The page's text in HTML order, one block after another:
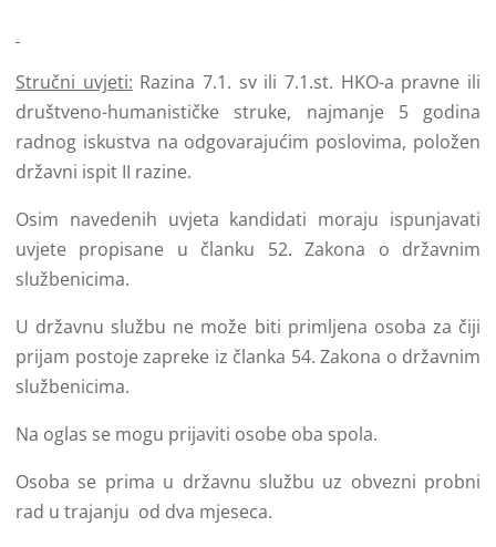
Stručni uvjeti: Razina 7.1. sv ili 7.1.st. HKO-a pravne ili
društveno-humanističke struke, najmanje 5 godina
radnog iskustva na odgovarajućim poslovima, položen
državni ispit II razine.
Osim navedenih uvjeta kandidati moraju ispunjavati
uvjete propisane u članku 52. Zakona o državnim
službenicima.
U državnu službu ne može biti primljena osoba za čiji
prijam postoje zapreke iz članka 54. Zakona o državnim
službenicima.
Na oglas se mogu prijaviti osobe oba spola.
Osoba se prima u državnu službu uz obvezni probni
rad u trajanju od dva mjeseca.